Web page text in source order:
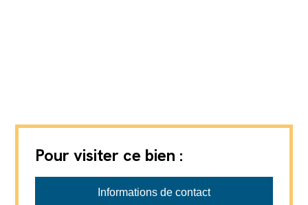
Pour visiter ce bien :
Switzerland House Sàrl
Informations de contact